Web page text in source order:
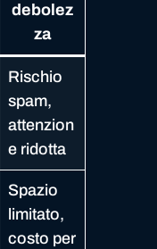
debolez
za
Rischio
spam,
attenzion
e ridotta
Spazio
limitato,
costo per